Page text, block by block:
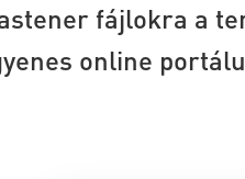
fájlokra a
online